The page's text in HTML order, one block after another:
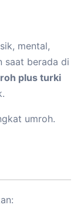
mental,
saat berada di
plus turki
umroh.